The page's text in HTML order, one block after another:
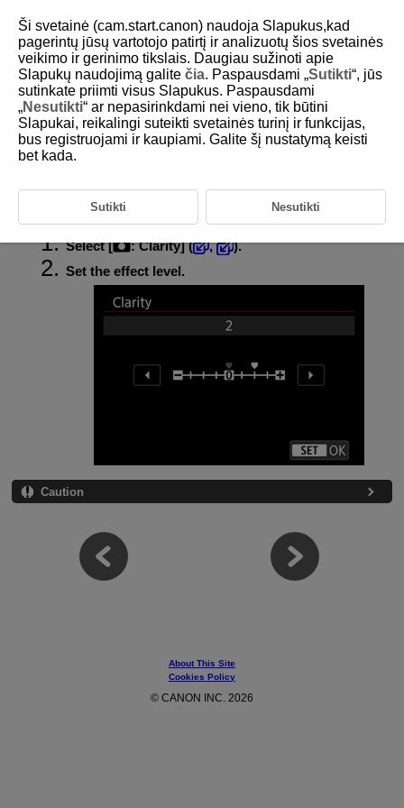
D292-062
Clarity
You can adjust image clarity, as determined by the contrast of image
Select [ :Clarity] ( ,
).
Set the effect level.
Caution
About This Site
Cookies Policy
© CANON INC. 2026
Ši svetainė (cam.start.canon) naudoja Slapukus,kad
pagerintų jūsų vartotojo patirtį ir analizuotų šios svetainės
veikimo ir gerinimo tikslais. Daugiau sužinoti apie
Slapukų naudojimą galite čia. Paspausdami „Sutikti“, jūs
sutinkate priimti visus Slapukus. Paspausdami
„Nesutikti“ ar nepasirinkdami nei vieno, tik būtini
Slapukai, reikalingi suteikti svetainės turinį ir funkcijas,
bus registruojami ir kaupiami. Galite šį nustatymą keisti
bet kada.
Sutikti Nesutikti